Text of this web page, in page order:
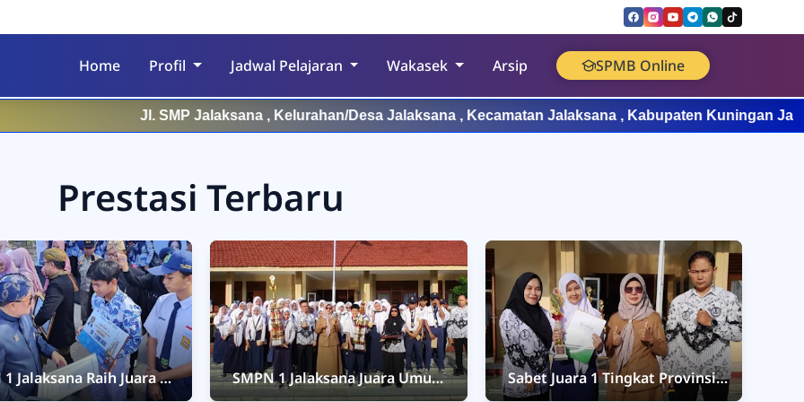
Home Profil Jadwal Pelajaran Wakasek Arsip SPMB Online
Jl. SMP Jalaksana , Kelurahan/Desa Jalaksana , Kecamatan Jalaksana , Kabupaten Kuningan Jawa
Prestasi Terbaru
1 Jalaksana Raih Juara 1
Foto Tugu Angklung,
SMPN 1 Jalaksana Juara Umum
Utama Jawara Cup 3, Bawa
Sabet Juara 1 Tingkat Provinsi,
Sabrina Shafir Octaviena